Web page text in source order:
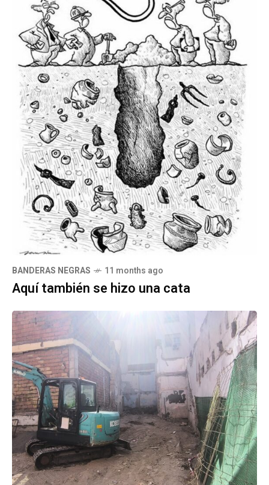
BANDERAS NEGRAS 11 months ago
Aquí también se hizo una cata